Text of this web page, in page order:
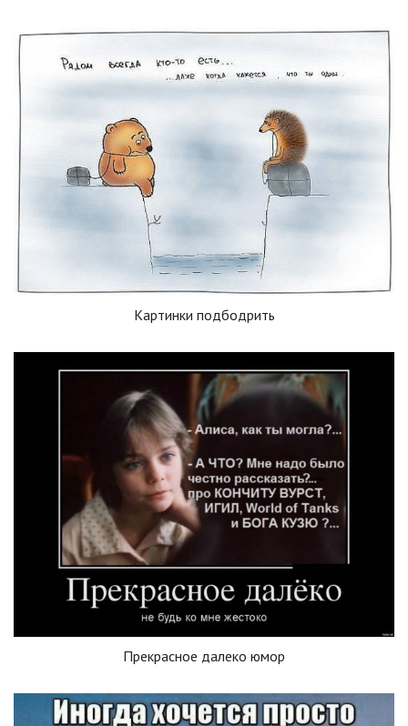
Картинки подбодрить
Прекрасное далеко юмор